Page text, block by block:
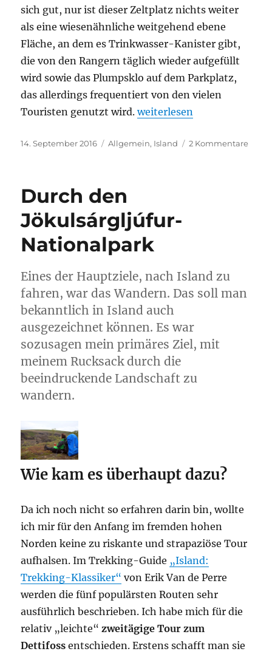
sich gut, nur ist dieser Zeltplatz nichts weiter
als eine wiesenähnliche weitgehend ebene
Fläche, an dem es Trinkwasser-Kanister gibt,
die von den Rangern täglich wieder aufgefüllt
wird sowie das Plumpsklo auf dem Parkplatz,
das allerdings frequentiert von den vielen
Touristen genutzt wird.„First time hitchhiking“
weiterlesen
Veröffentlicht
14. September 2016 Kategorien
Allgemein, Island 2 Kommentarezu
Durch den
Jökulsárgljúfur-
Nationalpark
Eines der Hauptziele, nach Island zu
fahren, war das Wandern. Das soll man
bekanntlich in Island auch
ausgezeichnet können. Es war
sozusagen mein primäres Ziel, mit
meinem Rucksack durch die
beeindruckende Landschaft zu
wandern.
Wie kam es überhaupt dazu?
Da ich noch nicht so erfahren darin bin, wollte
ich mir für den Anfang im fremden hohen
Norden keine zu riskante und strapaziöse Tour
aufhalsen. Im Trekking-Guide „Island:
Trekking-Klassiker“ von Erik Van de Perre
werden die fünf populärsten Routen sehr
ausführlich beschrieben. Ich habe mich für die
relativ „leichte“zweitägige Tour zum
Dettifoss entschieden. Erstens schafft man sie